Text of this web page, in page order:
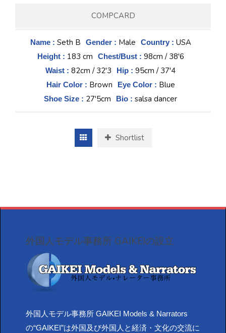
COMPCARD
Name : Seth B Gender : Male Country : USA
Height : 183 cm Chest/Bust : 98cm / 38'6
Waist : 82cm / 32'3 Hip : 95cm / 37'4
Hair Color : Brown Eye Color : Blue
Shoe Size : 27'5cm Bio : salsa dancer
Shortlist
外国人モデル事務所 GAIKEIの設立
外国人モデル事務所 GAIKEI Models & Narrators
の“GAIKEI”は外国及び外国人と経済・文化の交流に